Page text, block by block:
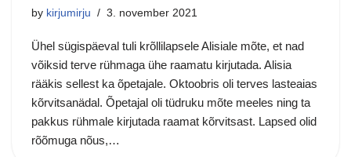
by kirjumirju 3. november 2021
Ühel sügispäeval tuli krõllilapsele Alisiale mõte, et nad
võiksid terve rühmaga ühe raamatu kirjutada. Alisia
rääkis sellest ka õpetajale. Oktoobris oli terves lasteaias
kõrvitsanädal. Õpetajal oli tüdruku mõte meeles ning ta
pakkus rühmale kirjutada raamat kõrvitsast. Lapsed olid
rõõmuga nõus,…